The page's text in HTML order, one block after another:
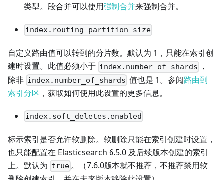
类型。段合并可以使用强制合并来强制合并。
index.routing_partition_size
自定义路由值可以转到的分片数。默认为 1，只能在索引创
建时设置。此值必须小于 index.number_of_shards
，
除非 index.number_of_shards 值也是 1。参阅路由到
索引分区 ，获取如何使用此设置的更多信息。
index.soft_deletes.enabled
标示索引是否允许软删除。软删除只能在索引创建时设置，
也只能配置在 Elasticsearch 6.5.0 及后续版本创建的索引
上。默认为 true 。（7.6.0版本就不推荐，不推荐禁用软